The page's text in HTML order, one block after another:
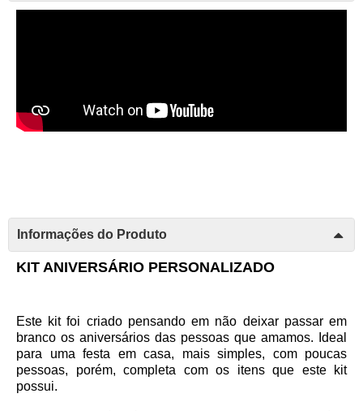
Informações do Produto
KIT ANIVERSÁRIO PERSONALIZADO
Este kit foi criado pensando em não deixar passar em
branco os aniversários das pessoas que amamos. Ideal
para uma festa em casa, mais simples, com poucas
pessoas, porém, completa com os itens que este kit
possui.